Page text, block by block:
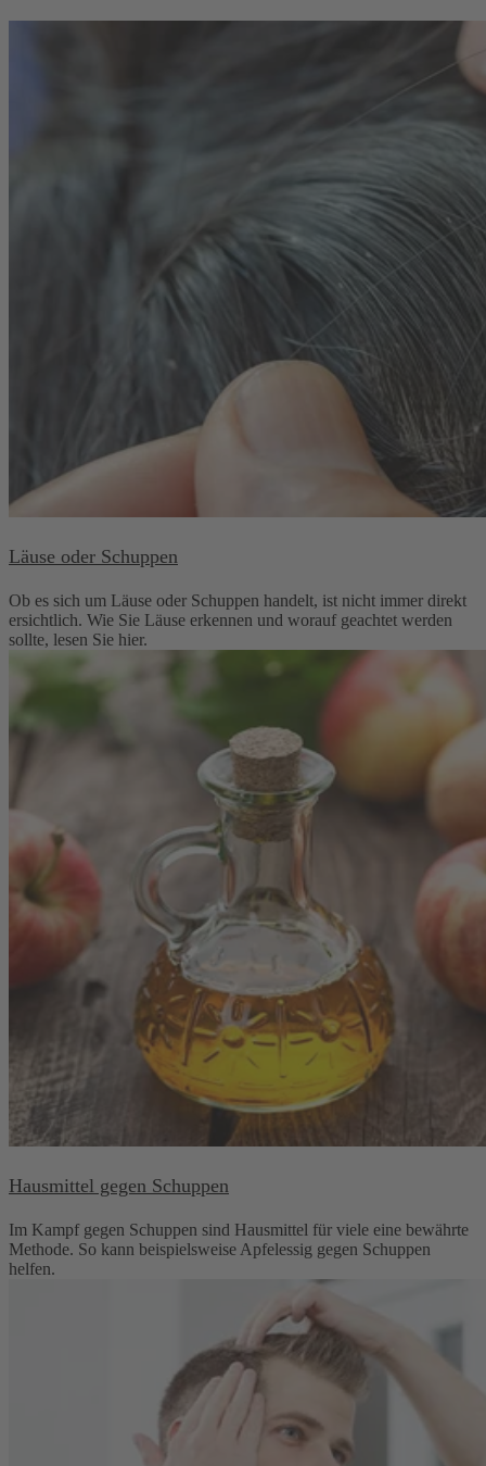
Läuse oder Schuppen
Ob es sich um Läuse oder Schuppen handelt, ist nicht immer direkt
ersichtlich. Wie Sie Läuse erkennen und worauf geachtet werden
sollte, lesen Sie hier.
Hausmittel gegen Schuppen
Im Kampf gegen Schuppen sind Hausmittel für viele eine bewährte
Methode. So kann beispielsweise Apfelessig gegen Schuppen
helfen.